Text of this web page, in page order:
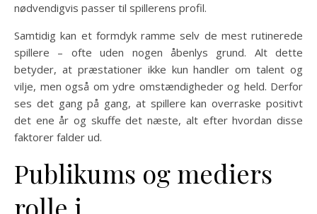
nødvendigvis passer til spillerens profil.
Samtidig kan et formdyk ramme selv de mest rutinerede
spillere – ofte uden nogen åbenlys grund. Alt dette
betyder, at præstationer ikke kun handler om talent og
vilje, men også om ydre omstændigheder og held. Derfor
ses det gang på gang, at spillere kan overraske positivt
det ene år og skuffe det næste, alt efter hvordan disse
faktorer falder ud.
Publikums og mediers
rolle i